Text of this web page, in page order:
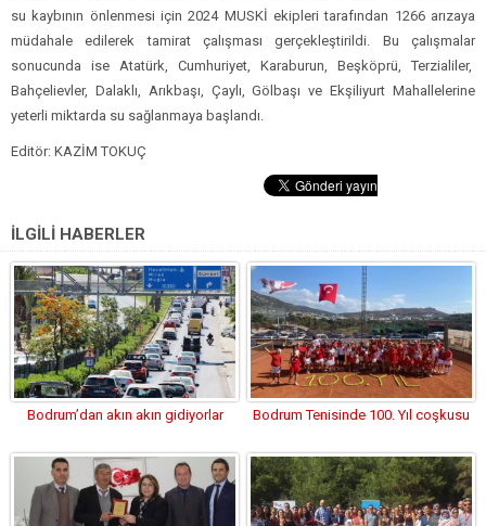
su kaybının önlenmesi için 2024 MUSKİ ekipleri tarafından 1266 arızaya
müdahale edilerek tamirat çalışması gerçekleştirildi. Bu çalışmalar
sonucunda ise Atatürk, Cumhuriyet, Karaburun, Beşköprü, Terzialiler,
Bahçelievler, Dalaklı, Arıkbaşı, Çaylı, Gölbaşı ve Ekşiliyurt Mahallelerine
yeterli miktarda su sağlanmaya başlandı.
Editör: KAZİM TOKUÇ
İLGİLİ HABERLER
Bodrum’dan akın akın gidiyorlar Bodrum Tenisinde 100. Yıl coşkusu